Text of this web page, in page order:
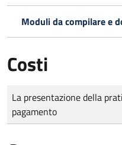
Moduli da compilare e
Costi
Tipo di pagamento
Importo
La presentazione della
pagamento